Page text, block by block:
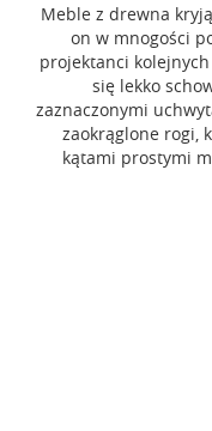
Meble z drewna
on w mnogości
projektanci
się lekko
zaznaczonymi
zaokrąglone rogi,
kątami prostymi